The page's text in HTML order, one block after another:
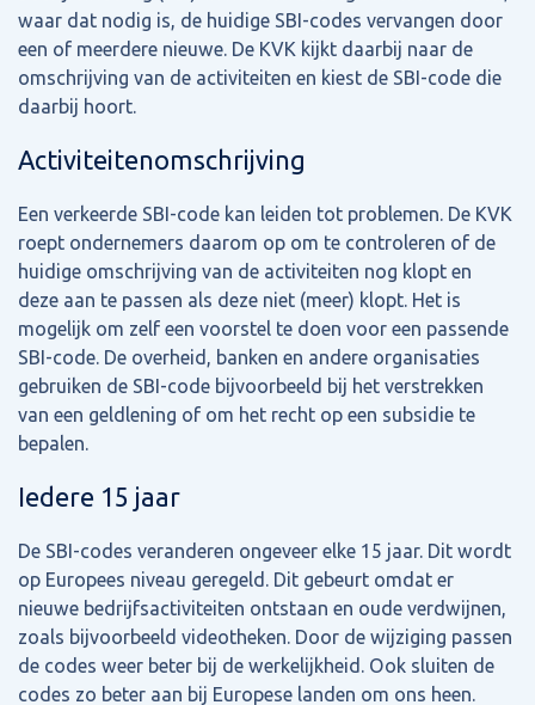
waar dat nodig is, de huidige SBI-codes vervangen door
een of meerdere nieuwe. De KVK kijkt daarbij naar de
omschrijving van de activiteiten en kiest de SBI-code die
daarbij hoort.
Activiteitenomschrijving
Een verkeerde SBI-code kan leiden tot problemen. De KVK
roept ondernemers daarom op om te controleren of de
huidige omschrijving van de activiteiten nog klopt en
deze aan te passen als deze niet (meer) klopt. Het is
mogelijk om zelf een voorstel te doen voor een passende
SBI-code. De overheid, banken en andere organisaties
gebruiken de SBI-code bijvoorbeeld bij het verstrekken
van een geldlening of om het recht op een subsidie te
bepalen.
Iedere 15 jaar
De SBI-codes veranderen ongeveer elke 15 jaar. Dit wordt
op Europees niveau geregeld. Dit gebeurt omdat er
nieuwe bedrijfsactiviteiten ontstaan en oude verdwijnen,
zoals bijvoorbeeld videotheken. Door de wijziging passen
de codes weer beter bij de werkelijkheid. Ook sluiten de
codes zo beter aan bij Europese landen om ons heen.